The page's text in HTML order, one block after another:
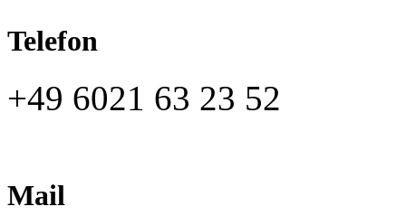
Telefon
+49 6021 63 23 52
Mail